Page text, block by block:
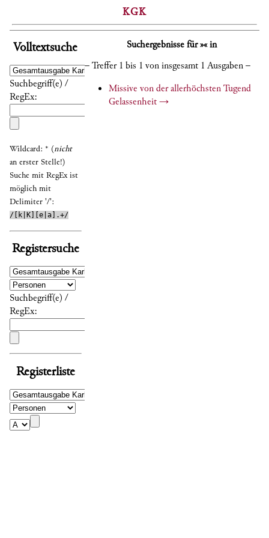
KGK
Volltextsuche
Suchbegriff(e) /
RegEx:
Wildcard: * (nicht
an erster Stelle!)
Suche mit RegEx ist
möglich mit
Delimiter '/':
/[k|K][e|a].+/
Registersuche
Suchbegriff(e) /
RegEx:
Registerliste
Suchergebnisse für »« in
– Treffer 1 bis 1 von insgesamt 1 Ausgaben –
Missive von der allerhöchsten Tugend
Gelassenheit→